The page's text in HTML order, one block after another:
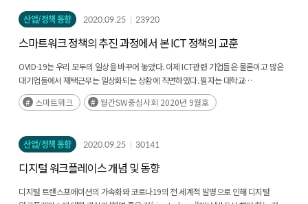
산업/정책 동향 2020.09.25 23920
스마트워크 정책의 추진 과정에서 본 ICT 정책의 교훈
OVID-19는 우리 모두의 일상을 바꾸어 놓았다. 이제 ICT관련 기업들은 물론이고 많은
대기업들에서 재택근무는 일상화되는 상황에 직면하였다. 필자는 대학교
행정학과에서 지난 25년 동안을 전자정부론과 정보정책론 등의 교과목을 강의하여
왔다. 그런데(후략)
스마트워크 월간SW중심사회 2020년 9월호
산업/정책 동향 2020.09.25 30141
디지털 워크플레이스 개념 및 동향
디지털 트랜스포메이션의 가속화와 코로나19의 전 세계적 발병으로 인해 디지털